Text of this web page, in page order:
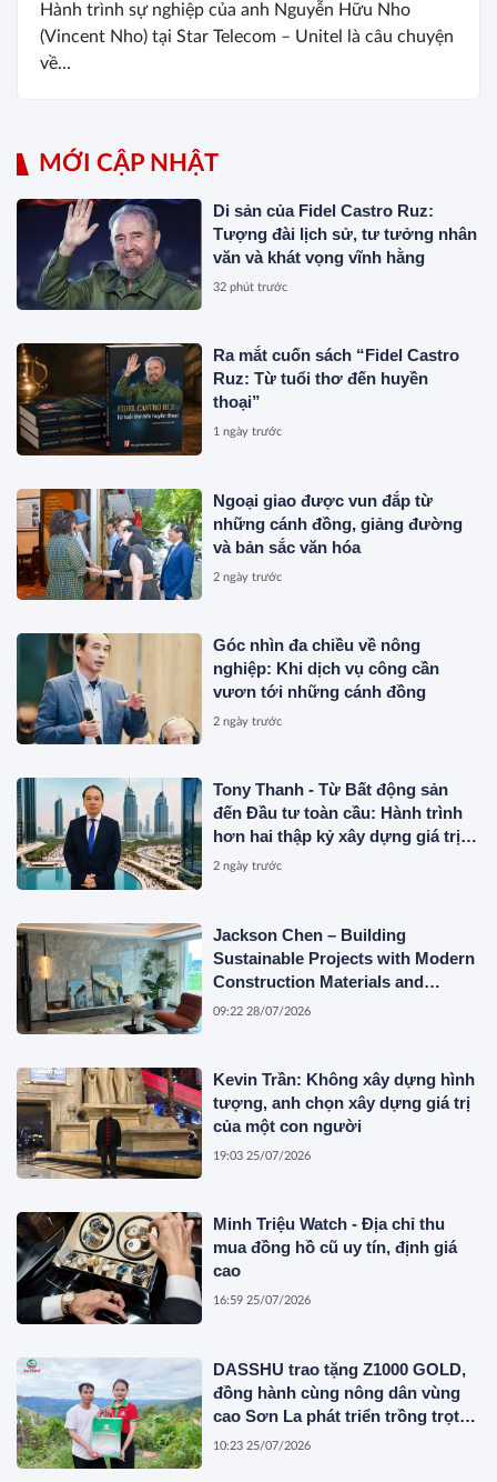
Hành trình sự nghiệp của anh Nguyễn Hữu Nho
(Vincent Nho) tại Star Telecom – Unitel là câu chuyện
về...
MỚI CẬP NHẬT
Di sản của Fidel Castro Ruz:
Tượng đài lịch sử, tư tưởng nhân
văn và khát vọng vĩnh hằng
32 phút trước
Ra mắt cuốn sách “Fidel Castro
Ruz: Từ tuổi thơ đến huyền
thoại”
1 ngày trước
Ngoại giao được vun đắp từ
những cánh đồng, giảng đường
và bản sắc văn hóa
2 ngày trước
Góc nhìn đa chiều về nông
nghiệp: Khi dịch vụ công cần
vươn tới những cánh đồng
2 ngày trước
Tony Thanh - Từ Bất động sản
đến Đầu tư toàn cầu: Hành trình
hơn hai thập kỷ xây dựng giá trị
của một doanh nhân Việt tại Úc
2 ngày trước
Jackson Chen – Building
Sustainable Projects with Modern
Construction Materials and
Innovative Container Solutions
09:22 28/07/2026
Kevin Trần: Không xây dựng hình
tượng, anh chọn xây dựng giá trị
của một con người
19:03 25/07/2026
Minh Triệu Watch - Địa chỉ thu
mua đồng hồ cũ uy tín, định giá
cao
16:59 25/07/2026
DASSHU trao tặng Z1000 GOLD,
đồng hành cùng nông dân vùng
cao Sơn La phát triển trồng trọt
bền vững
10:23 25/07/2026